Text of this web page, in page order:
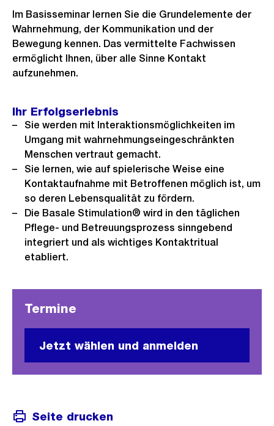
Im Basisseminar lernen Sie die Grundelemente der
Wahrnehmung, der Kommunikation und der
Bewegung kennen. Das vermittelte Fachwissen
ermöglicht Ihnen, über alle Sinne Kontakt
aufzunehmen.
Ihr Erfolgserlebnis
Sie werden mit Interaktionsmöglichkeiten im
Umgang mit wahrnehmungseingeschränkten
Menschen vertraut gemacht.
Sie lernen, wie auf spielerische Weise eine
Kontaktaufnahme mit Betroffenen möglich ist, um
so deren Lebensqualität zu fördern.
Die Basale Stimulation® wird in den täglichen
Pflege- und Betreuungsprozess sinngebend
integriert und als wichtiges Kontaktritual
etabliert.
Termine
Jetzt wählen und anmelden
Seite drucken